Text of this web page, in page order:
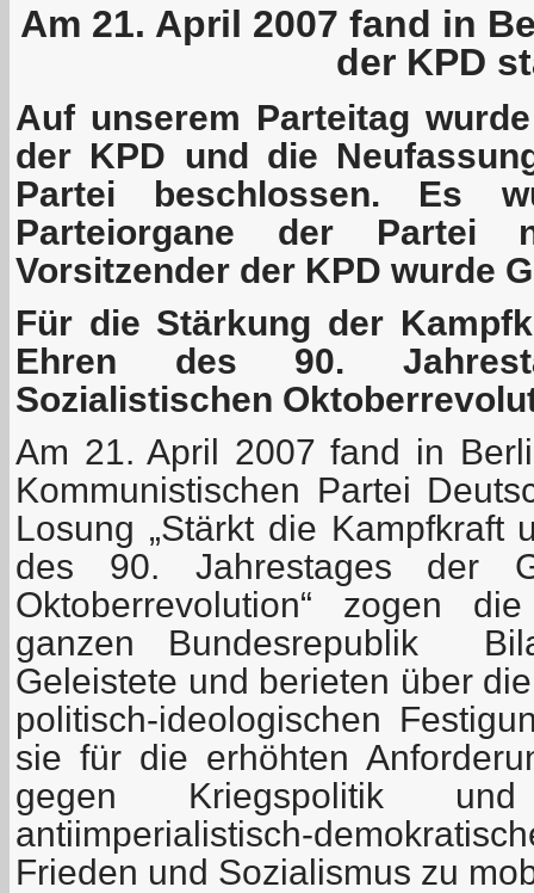
Am 21. April 2007 fand in
der KPD
Auf unserem Parteitag
der KPD und die
Partei beschlossen. Es
Parteiorgane der Partei
Vorsitzender der KPD wurde
Für die Stärkung der
Ehren des 90.
Sozialistischen
Am 21. April 2007 fand in
Kommunistischen Partei
Losung „Stärkt die Kampfkraft
des 90. Jahrestages der
Oktoberrevolution“ zogen
ganzen Bundesrepublik
Geleistete und berieten über
politisch-ideologischen
sie für die erhöhten
gegen Kriegspolitik
antiimperialistisch-
Frieden und Sozialismus zu